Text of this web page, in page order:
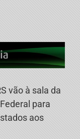
vão à sala da
para
aos